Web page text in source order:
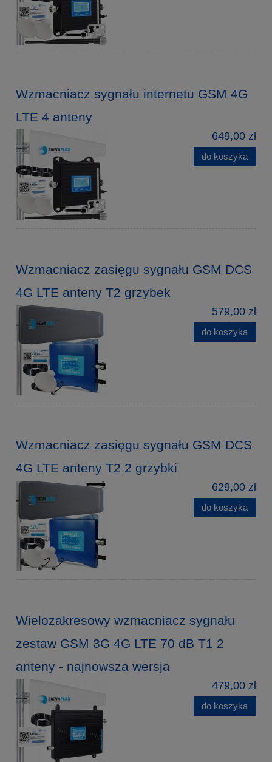
Wzmacniacz sygnału internetu GSM 4G
LTE 4 anteny
649,00 zł
do koszyka
Wzmacniacz zasięgu sygnału GSM DCS
4G LTE anteny T2 grzybek
579,00 zł
do koszyka
Wzmacniacz zasięgu sygnału GSM DCS
4G LTE anteny T2 2 grzybki
629,00 zł
do koszyka
Wielozakresowy wzmacniacz sygnału
zestaw GSM 3G 4G LTE 70 dB T1 2
anteny - najnowsza wersja
479,00 zł
do koszyka